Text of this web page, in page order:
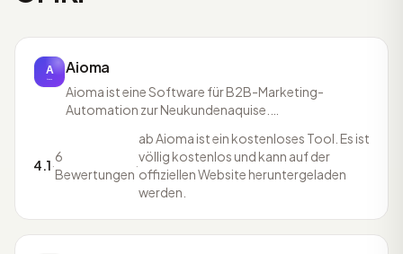
Aioma
Aioma ist eine Software für B2B-Marketing-
Automation zur Neukundenaquise.
Newsletter und Social Media inklusive
Inhaltsproduktion veröffentlicht. So sollen
potenzielle Benutzer auf dem richtigen Kanal zur
richtigen Zeit mit relevanten Inhalten erreicht
4.1·
6
Bewertungen
·
ab Aioma ist ein kostenloses Tool. Es ist
völlig kostenlos und kann auf der
offiziellen Website heruntergeladen
werden.